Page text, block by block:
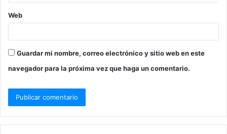
Web
Guardar mi nombre, correo electrónico y sitio web en este
navegador para la próxima vez que haga un comentario.